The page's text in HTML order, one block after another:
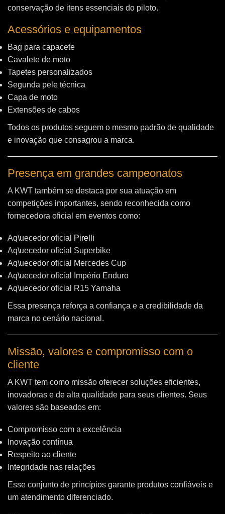
conservação de itens essenciais do piloto.
Acessórios e equipamentos
Bag para capacete
Cavalete de moto
Tapetes personalizados
Segunda pele técnica
Capa de moto
Extensões de cabos
Todos os produtos seguem o mesmo padrão de qualidade
e inovação que consagrou a marca.
Presença em grandes campeonatos
A KWT também se destaca por sua atuação em
competições importantes, sendo reconhecida como
fornecedora oficial em eventos como:
Aq\uecedor oficial
Pirelli
Aq\uecedor oficial Superbike
Aq\uecedor oficial Mercedes Cup
Aq\uecedor oficial Império Enduro
Aq\uecedor oficial R15 Yamaha
Essa presença reforça a confiança e a credibilidade da
marca no cenário nacional.
Missão, valores e compromisso com o
cliente
A KWT tem como missão oferecer soluções eficientes,
inovadoras e de alta qualidade para seus clientes. Seus
valores são baseados em:
Compromisso com a excelência
Inovação contínua
Respeito ao cliente
Integridade nas relações
Esse conjunto de princípios garante produtos confiáveis e
um atendimento diferenciado.